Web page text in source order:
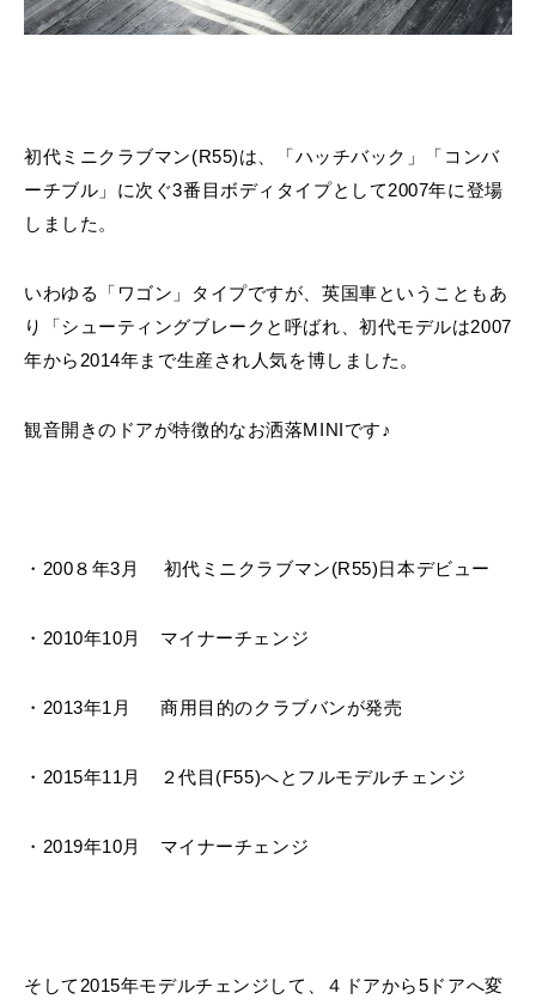
初代ミニクラブマン(R55)は、「ハッチバック」「コンバ
ーチブル」に次ぐ3番目ボディタイプとして2007年に登場
しました。
いわゆる「ワゴン」タイプですが、英国車ということもあ
り「シューティングブレーク と呼ばれ、初代モデルは2007
年から2014年まで生産され人気を博しました。
観音開きのドアが特徴的なお洒落MINIです♪
・200８年3月 初代ミニクラブマン(R55)日本デビュー
・2010年10月 マイナーチェンジ
・2013年1月 商用目的のクラブバンが発売
・2015年11月 ２代目(F55)へとフルモデルチェンジ
・2019年10月 マイナーチェンジ
そして2015年モデルチェンジして、４ドアから5ドアへ変